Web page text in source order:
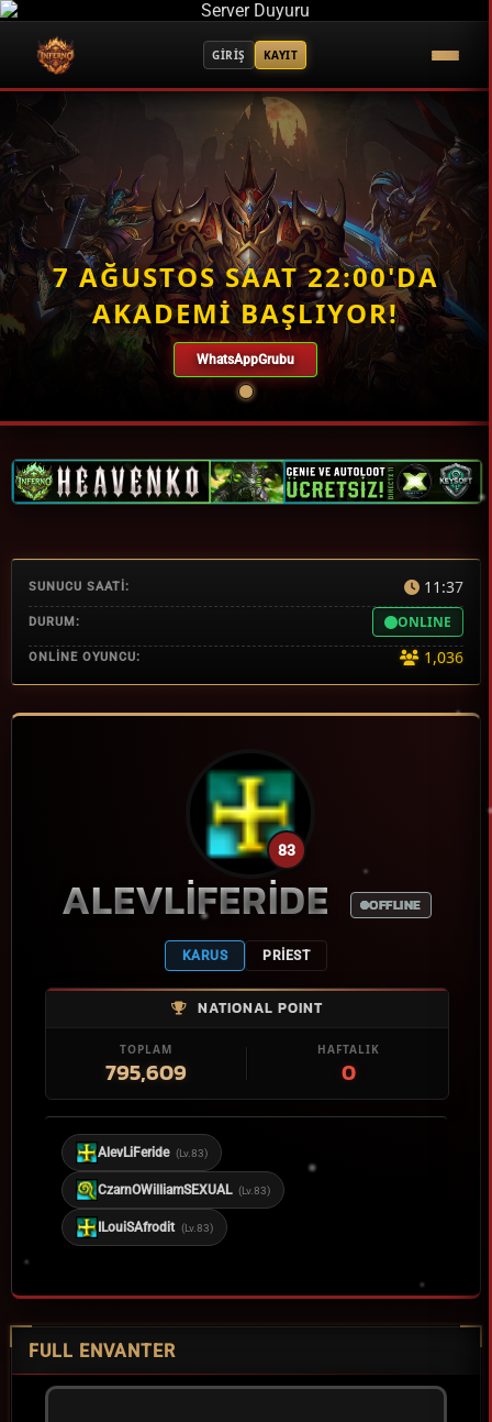
GİRİŞ KAYIT
7 AĞUSTOS SAAT 22:00'DA
AKADEMİ BAŞLIYOR!
WhatsAppGrubu
SUNUCU SAATİ: 11:37
DURUM: ONLINE
ONLİNE OYUNCU: 1,036
83
ALEVLIFERIDE OFFLINE
KARUS PRIEST
NATIONAL POINT
TOPLAM
795,609
HAFTALIK
0
AlevLiFeride (Lv.83)
CzarnOWilliamSEXUAL (Lv.83)
ILouiSAfrodit (Lv.83)
FULL ENVANTER